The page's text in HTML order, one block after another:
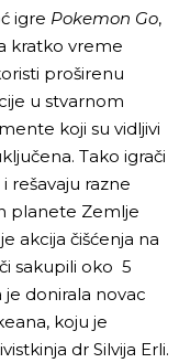
igre Pokemon Go,
kratko vreme
proširenu
u stvarnom
koji su vidljivi
Tako igrači
rešavaju razne
planete Zemlje
akcija čišćenja na
sakupili oko 5
donirala novac
koju je
dr Silvija Erli.